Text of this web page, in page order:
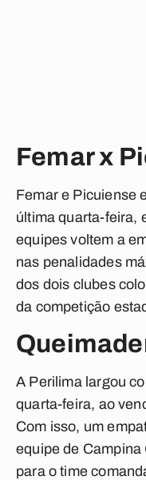
Femar x
Femare Picuiense
última quarta-feira,
equipes voltem a
nas penalidades
dos dois clubes
da competição
A Perilimalargou
quarta-feira, ao
Com isso, um
equipe de
para o time